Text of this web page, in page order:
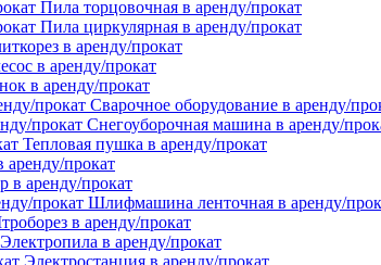
Пила торцовочная в аренду/прокат
Пила циркулярная в аренду/прокат
в аренду/прокат
в аренду/прокат
в аренду/прокат
Сварочное оборудование в аренду/
Снегоуборочная машина в аренду/
Тепловая пушка в аренду/прокат
прокат
в аренду/прокат
Шлифмашина ленточная в аренду/
в аренду/прокат
Электропила в аренду/прокат
Электростанция в аренду/прокат